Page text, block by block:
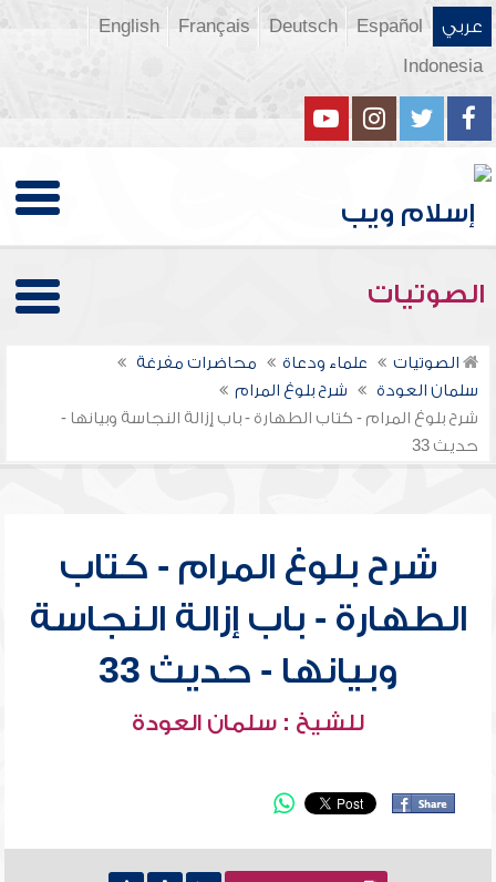
عربي Español
Deutsch
Français
English
Indonesia
الصوتيات
الصوتيات علماء ودعاة
محاضرات مفرغة
سلمان العودة
شرح بلوغ المرام
شرح بلوغ المرام - كتاب الطهارة - باب إزالة النجاسة وبيانها -
حديث 33
شرح بلوغ المرام - كتاب
الطهارة - باب إزالة النجاسة
وبيانها - حديث 33
للشيخ : سلمان العودة